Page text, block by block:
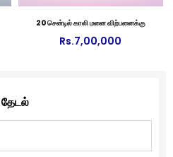
20 சென்டில் காலி மனை விற்பனைக்கு
Rs.7,00,000
தேடல்